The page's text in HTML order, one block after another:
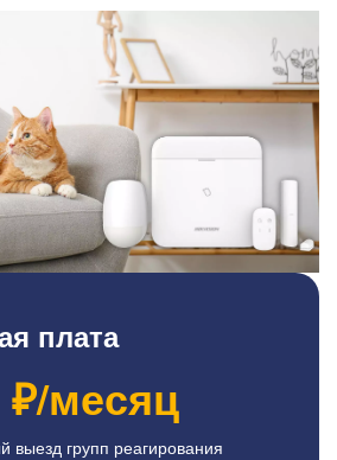
плата
₽/месяц
выезд групп реагирования